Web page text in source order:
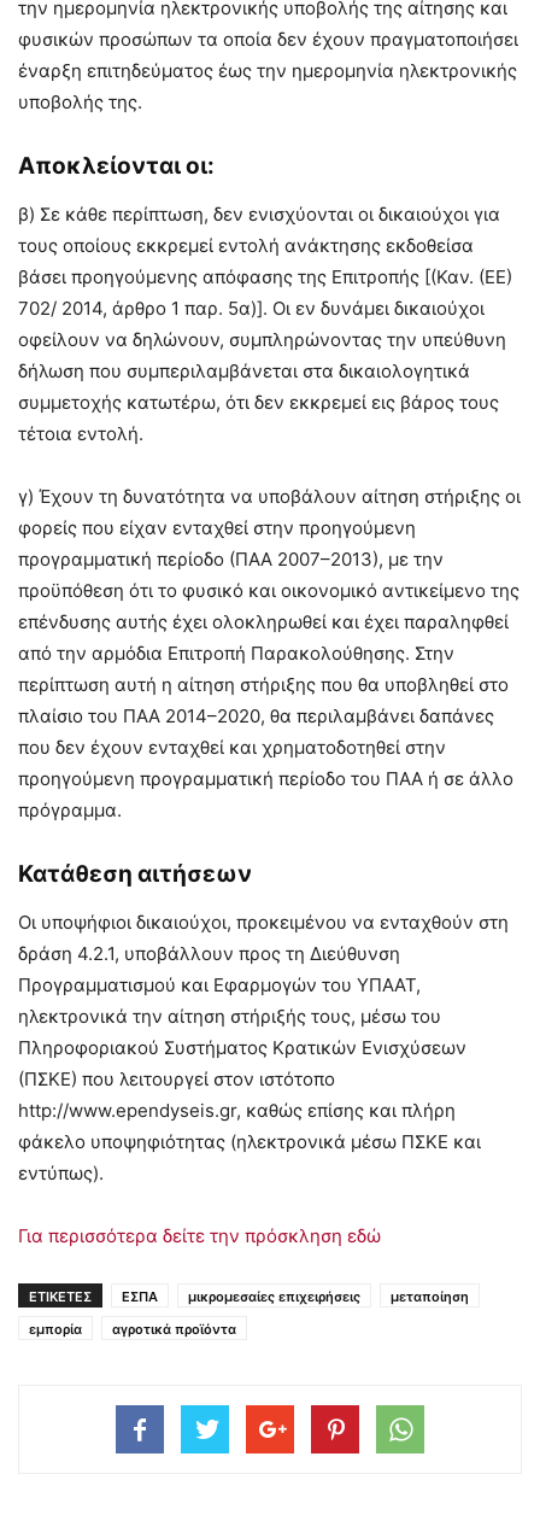
την ημερομηνία ηλεκτρονικής υποβολής της αίτησης και
φυσικών προσώπων τα οποία δεν έχουν πραγματοποιήσει
έναρξη επιτηδεύματος έως την ημερομηνία ηλεκτρονικής
υποβολής της.
Αποκλείονται οι:
β) Σε κάθε περίπτωση, δεν ενισχύονται οι δικαιούχοι για
τους οποίους εκκρεμεί εντολή ανάκτησης εκδοθείσα
βάσει προηγούμενης απόφασης της Επιτροπής [(Καν. (ΕΕ)
702/ 2014, άρθρο 1 παρ. 5α)]. Οι εν δυνάμει δικαιούχοι
οφείλουν να δηλώνουν, συμπληρώνοντας την υπεύθυνη
δήλωση που συμπεριλαμβάνεται στα δικαιολογητικά
συμμετοχής κατωτέρω, ότι δεν εκκρεμεί εις βάρος τους
τέτοια εντολή.
γ) Έχουν τη δυνατότητα να υποβάλουν αίτηση στήριξης οι
φορείς που είχαν ενταχθεί στην προηγούμενη
προγραμματική περίοδο (ΠΑΑ 2007–2013), με την
προϋπόθεση ότι το φυσικό και οικονομικό αντικείμενο της
επένδυσης αυτής έχει ολοκληρωθεί και έχει παραληφθεί
από την αρμόδια Επιτροπή Παρακολούθησης. Στην
περίπτωση αυτή η αίτηση στήριξης που θα υποβληθεί στο
πλαίσιο του ΠΑΑ 2014–2020, θα περιλαμβάνει δαπάνες
που δεν έχουν ενταχθεί και χρηματοδοτηθεί στην
προηγούμενη προγραμματική περίοδο του ΠΑΑ ή σε άλλο
πρόγραμμα.
Κατάθεση αιτήσεων
Οι υποψήφιοι δικαιούχοι, προκειμένου να ενταχθούν στη
δράση 4.2.1, υποβάλλουν προς τη Διεύθυνση
Προγραμματισμού και Εφαρμογών του ΥΠΑΑΤ,
ηλεκτρονικά την αίτηση στήριξής τους, μέσω του
Πληροφοριακού Συστήματος Κρατικών Ενισχύσεων
(ΠΣΚΕ) που λειτουργεί στον ιστότοπο
http://www.ependyseis.gr, καθώς επίσης και πλήρη
φάκελο υποψηφιότητας (ηλεκτρονικά μέσω ΠΣΚΕ και
εντύπως).
Για περισσότερα δείτε την πρόσκληση εδώ
ΕΤΙΚΕΤΕΣ ΕΣΠΑ μικρομεσαίες επιχειρήσεις
μεταποίηση
εμπορία
αγροτικά προϊόντα